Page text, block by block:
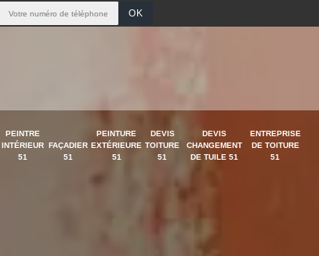
PEINTRE
INTÉRIEUR
51
FAÇADIER
51
PEINTURE
EXTÉRIEURE
51
DEVIS
TOITURE
51
DEVIS
CHANGEMENT
DE TUILE 51
ENTREPRISE
DE TOITURE
51